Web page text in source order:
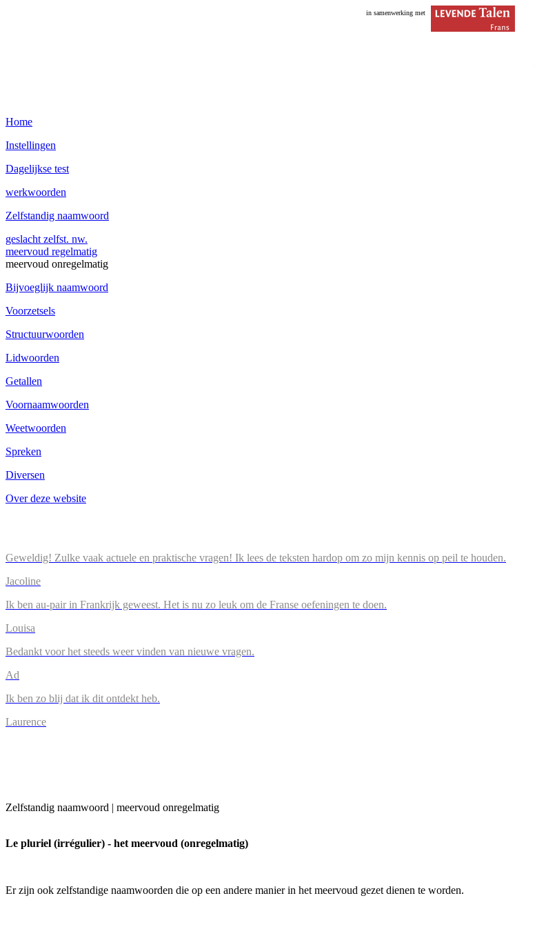
in samenwerking met
Home
Instellingen
Dagelijkse test
werkwoorden
Zelfstandig naamwoord
geslacht zelfst. nw.
meervoud regelmatig
meervoud onregelmatig
Bijvoeglijk naamwoord
Voorzetsels
Structuurwoorden
Lidwoorden
Getallen
Voornaamwoorden
Weetwoorden
Spreken
Diversen
Over deze website
Geweldig! Zulke vaak actuele en praktische vragen! Ik lees de teksten hardop om zo mijn kennis op peil te houden.
Jacoline
Ik ben au-pair in Frankrijk geweest. Het is nu zo leuk om de Franse oefeningen te doen.
Louisa
Bedankt voor het steeds weer vinden van nieuwe vragen.
Ad
Ik ben zo blij dat ik dit ontdekt heb.
Laurence
Zelfstandig naamwoord | meervoud onregelmatig
Le pluriel (irrégulier) - het meervoud (onregelmatig)
Er zijn ook zelfstandige naamwoorden die op een andere manier in het meervoud gezet dienen te worden.